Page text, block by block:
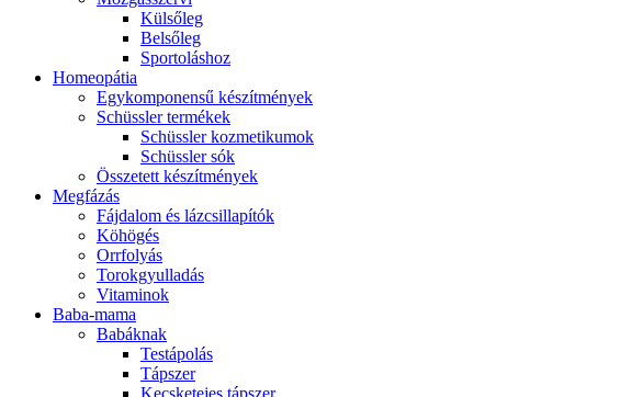
Külsőleg
Belsőleg
Sportoláshoz
Homeopátia
Egykomponensű készítmények
Schüssler termékek
Schüssler kozmetikumok
Schüssler sók
Összetett készítmények
Megfázás
Fájdalom és lázcsillapítók
Köhögés
Orrfolyás
Torokgyulladás
Vitaminok
Baba-mama
Babáknak
Testápolás
Tápszer
Kecsketejes tápszer